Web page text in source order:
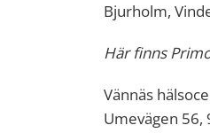
Bjurholm,
Här finns
Vännäs
Umevägen 56,